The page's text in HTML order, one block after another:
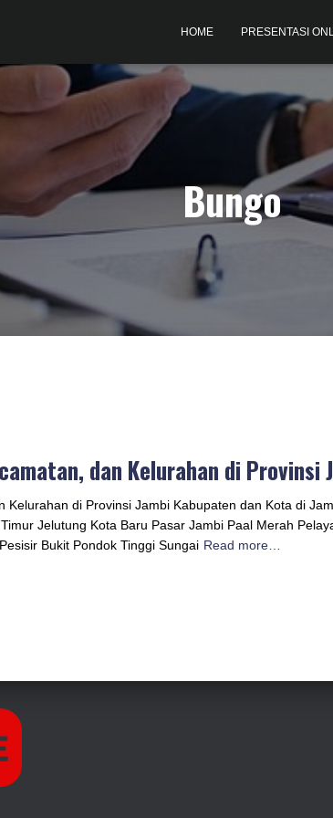
HOME PRESENTASI
Bungo
dan Kelurahan di Provinsi
Kelurahan di Provinsi Jambi Kabupaten dan Kota di
Jelutung Kota Baru Pasar Jambi Paal Merah
Bukit Pondok Tinggi Sungai Read more…